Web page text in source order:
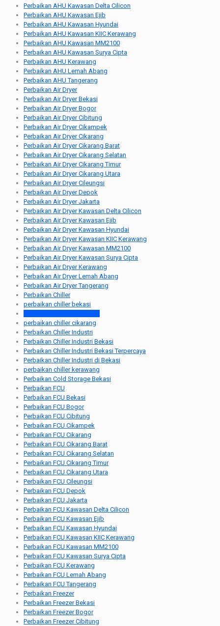
Perbaikan AHU Kawasan Delta Cilicon
Perbaikan AHU Kawasan Ejib
Perbaikan AHU Kawasan Hyundai
Perbaikan AHU Kawasan KIIC Kerawang
Perbaikan AHU Kawasan MM2100
Perbaikan AHU Kawasan Surya Cipta
Perbaikan AHU Kerawang
Perbaikan AHU Lemah Abang
Perbaikan AHU Tangerang
Perbaikan Air Dryer
Perbaikan Air Dryer Bekasi
Perbaikan Air Dryer Bogor
Perbaikan Air Dryer Cibitung
Perbaikan Air Dryer Cikampek
Perbaikan Air Dryer Cikarang
Perbaikan Air Dryer Cikarang Barat
Perbaikan Air Dryer Cikarang Selatan
Perbaikan Air Dryer Cikarang Timur
Perbaikan Air Dryer Cikarang Utara
Perbaikan Air Dryer Cileungsi
Perbaikan Air Dryer Depok
Perbaikan Air Dryer Jakarta
Perbaikan Air Dryer Kawasan Delta Cilicon
Perbaikan Air Dryer Kawasan Ejib
Perbaikan Air Dryer Kawasan Hyundai
Perbaikan Air Dryer Kawasan KIIC Kerawang
Perbaikan Air Dryer Kawasan MM2100
Perbaikan Air Dryer Kawasan Surya Cipta
Perbaikan Air Dryer Kerawang
Perbaikan Air Dryer Lemah Abang
Perbaikan Air Dryer Tangerang
Perbaikan Chiller
perbaikan chiller bekasi
perbaikan chiller cikarang
Perbaikan Chiller Industri
Perbaikan Chiller Industri Bekasi
Perbaikan Chiller Industri Bekasi Terpercaya
Perbaikan Chiller Industri di Bekasi
perbaikan chiller kerawang
Perbaikan Cold Storage Bekasi
Perbaikan FCU
Perbaikan FCU Bekasi
Perbaikan FCU Bogor
Perbaikan FCU Cibitung
Perbaikan FCU Cikampek
Perbaikan FCU Cikarang
Perbaikan FCU Cikarang Barat
Perbaikan FCU Cikarang Selatan
Perbaikan FCU Cikarang Timur
Perbaikan FCU Cikarang Utara
Perbaikan FCU Cileungsi
Perbaikan FCU Depok
Perbaikan FCU Jakarta
Perbaikan FCU Kawasan Delta Cilicon
Perbaikan FCU Kawasan Ejib
Perbaikan FCU Kawasan Hyundai
Perbaikan FCU Kawasan KIIC Kerawang
Perbaikan FCU Kawasan MM2100
Perbaikan FCU Kawasan Surya Cipta
Perbaikan FCU Kerawang
Perbaikan FCU Lemah Abang
Perbaikan FCU Tangerang
Perbaikan Freezer
Perbaikan Freezer Bekasi
Perbaikan Freezer Bogor
Perbaikan Freezer Cibitung